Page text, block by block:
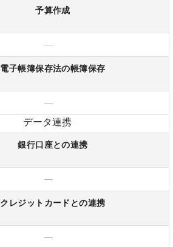
予算作成
—
電子帳簿保存法の帳簿保存
—
データ連携
銀行口座との連携
—
クレジットカードとの連携
—